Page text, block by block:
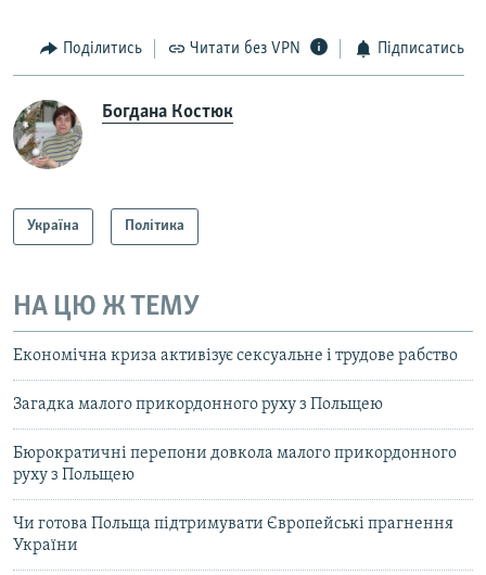
Поділитись Читати без VPN Підписатись
Богдана Костюк
Україна Політика
НА ЦЮ Ж ТЕМУ
Економічна криза активізує сексуальне і трудове рабство
Загадка малого прикордонного руху з Польщею
Бюрократичні перепони довкола малого прикордонного
руху з Польщею
Чи готова Польща підтримувати Європейські прагнення
України